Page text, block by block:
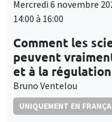
Mercredi 6 novembre
14:00 à 16:00
Comment les
peuvent
et à la
Bruno Ventelou
UNIQUEMENT EN